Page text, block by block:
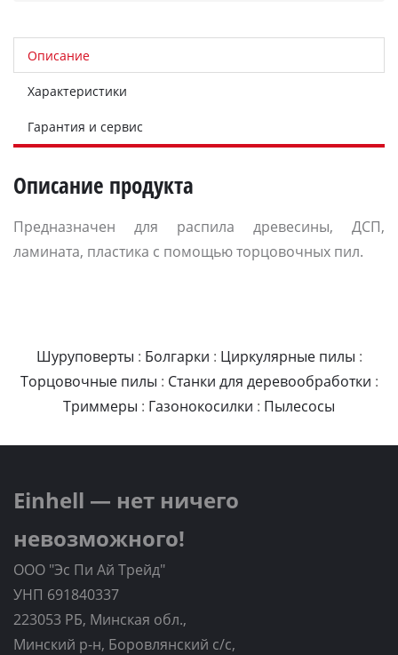
Описание
Характеристики
Гарантия и сервис
Описание продукта
Предназначен для распила древесины, ДСП,
ламината, пластика с помощью торцовочных пил.
Шуруповерты : Болгарки : Циркулярные пилы :
Торцовочные пилы : Станки для деревообработки :
Триммеры : Газонокосилки : Пылесосы
Einhell — нет ничего
невозможного!
ООО "Эс Пи Ай Трейд"
УНП 691840337
223053 РБ, Минская обл.,
Минский р-н, Боровлянский с/с,